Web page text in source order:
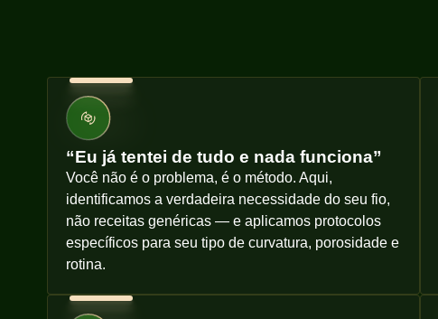
“Eu já tentei de tudo e nada funciona”
Você não é o problema, é o método. Aqui,
identificamos a verdadeira necessidade do seu fio,
não receitas genéricas — e aplicamos protocolos
específicos para seu tipo de curvatura, porosidade e
rotina.